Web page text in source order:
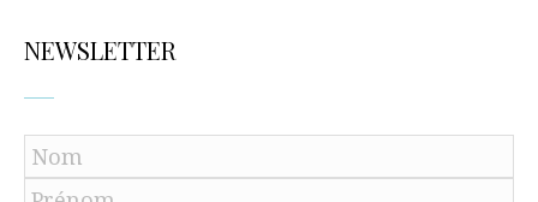
NEWSLETTER